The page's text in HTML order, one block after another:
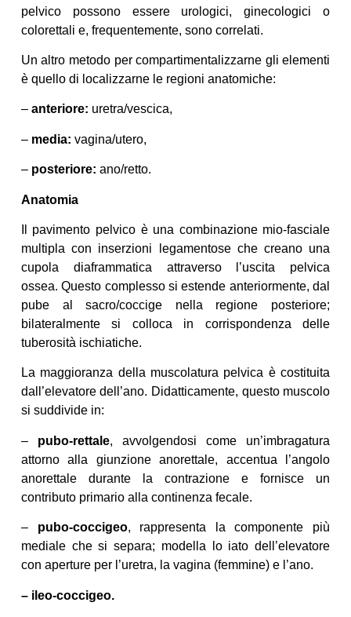
pelvico possono essere urologici, ginecologici o
colorettali e, frequentemente, sono correlati.
Un altro metodo per compartimentalizzarne gli elementi
è quello di localizzarne le regioni anatomiche:
– anteriore: uretra/vescica,
– media: vagina/utero,
– posteriore: ano/retto.
Anatomia
Il pavimento pelvico è una combinazione mio-fasciale
multipla con inserzioni legamentose che creano una
cupola diaframmatica attraverso l’uscita pelvica
ossea. Questo complesso si estende anteriormente, dal
pube al sacro/coccige nella regione posteriore;
bilateralmente si colloca in corrispondenza delle
tuberosità ischiatiche.
La maggioranza della muscolatura pelvica è costituita
dall’elevatore dell’ano. Didatticamente, questo muscolo
si suddivide in:
– pubo-rettale, avvolgendosi come un’imbragatura
attorno alla giunzione anorettale, accentua l’angolo
anorettale durante la contrazione e fornisce un
contributo primario alla continenza fecale.
– pubo-coccigeo, rappresenta la componente più
mediale che si separa; modella lo iato dell’elevatore
con aperture per l’uretra, la vagina (femmine) e l’ano.
– ileo-coccigeo.